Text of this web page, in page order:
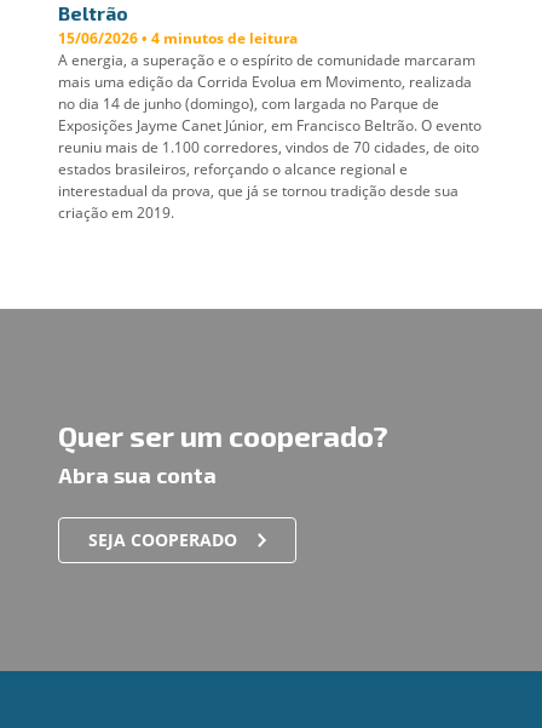
Beltrão
15/06/2026 • 4 minutos de leitura
A energia, a superação e o espírito de comunidade marcaram
mais uma edição da Corrida Evolua em Movimento, realizada
no dia 14 de junho (domingo), com largada no Parque de
Exposições Jayme Canet Júnior, em Francisco Beltrão. O evento
reuniu mais de 1.100 corredores, vindos de 70 cidades, de oito
estados brasileiros, reforçando o alcance regional e
interestadual da prova, que já se tornou tradição desde sua
criação em 2019.
Quer ser um cooperado?
Abra sua conta
SEJA COOPERADO